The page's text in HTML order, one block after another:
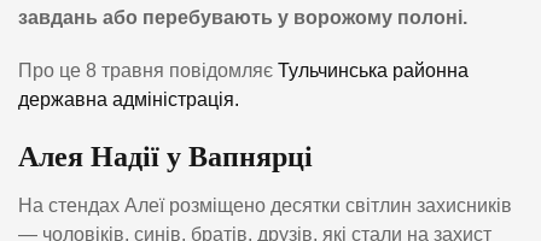
завдань або перебувають у ворожому полоні.
Про це 8 травня повідомляє Тульчинська районна
державна адміністрація.
Алея Надії у Вапнярці
На стендах Алеї розміщено десятки світлин захисників
— чоловіків, синів, братів, друзів, які стали на захист